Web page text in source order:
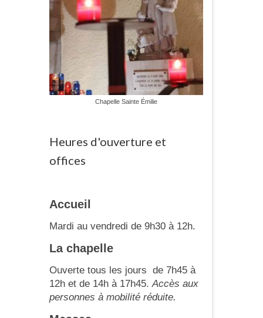
Chapelle Sainte Émilie
Heures d'ouverture et
offices
Accueil
Mardi au vendredi de 9h30 à 12h.
La chapelle
Ouverte tous les jours de 7h45 à
12h et de 14h à 17h45.Accès aux
personnes à mobilité réduite.